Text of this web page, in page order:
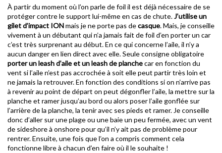
À partir du moment où l’on parle de foil il est déjà nécessaire de se
protéger contre le support lui-même en cas de chute.J’utilise un
gilet d’impact IONmais je ne porte pas decasque. Mais, je conseille
vivement à un débutant qui n’a jamais fait de foil d’en porter un car
c’est très surprenant au début. En ce qui concerne l’aile, il n’y a
aucun danger en lien direct avec elle. Seule consigne obligatoire
porter un leash d’aile et un leash de planchecar en fonction du
vent si l’aile n’est pas accrochée à soit elle peut partir très loin et
ne jamais la retrouver. En fonction des conditions si on n’arrive pas
à revenir au point de départ on peut dégonfler l’aile, la mettre sur la
planche et ramer jusqu’au bord ou alors poser l’aile gonflée sur
l’arrière de la planche, la tenir avec ses pieds et ramer. Je conseille
donc d’aller sur une plage ou une baie un peu fermée, avec un vent
de sideshore à onshore pour qu’il n’y ait pas de problème pour
rentrer. Ensuite, une fois que l’on a compris comment cela
fonctionne libre à chacun d’en faire où il le souhaite !